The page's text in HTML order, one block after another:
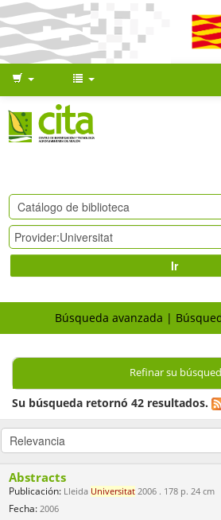
Ir
Búsqueda avanzada
Refinar su
Su búsqueda retornó 42 resultados.
Abstracts
Publicación: Lleida Universitat 2006 . 178 p. 24 cm
Fecha: 2006